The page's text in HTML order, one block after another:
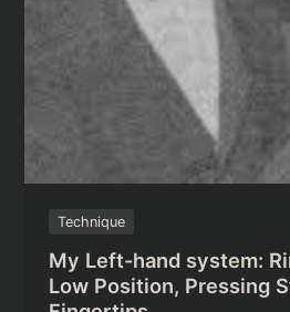
Technique
My Left-hand system:
Low Position, Pressing